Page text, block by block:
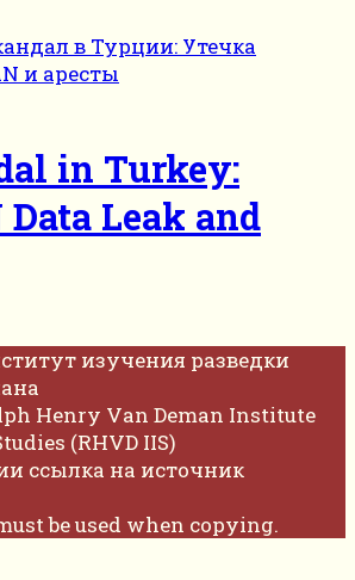
in Turkey:
Data Leak and
изучения разведки
Henry Van Deman Institute
(RHVD IIS)
ссылка на источник
be used when copying.